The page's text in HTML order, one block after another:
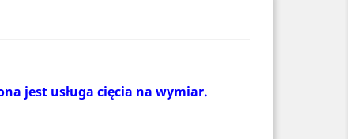
jest usługa cięcia na wymiar.